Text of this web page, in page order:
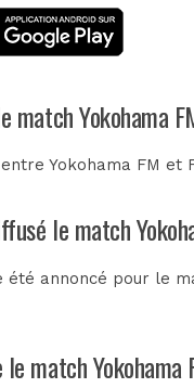
match Yokohama
Yokohama FM
le match
été annoncé pour le
match Yokohama